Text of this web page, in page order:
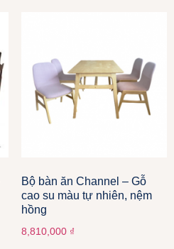
Bộ bàn ăn Channel – Gỗ
cao su màu tự nhiên, nệm
hồng
8,810,000 ₫